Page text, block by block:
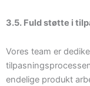
3.5. Fuld støtte i
Vores team er
endelige produkt